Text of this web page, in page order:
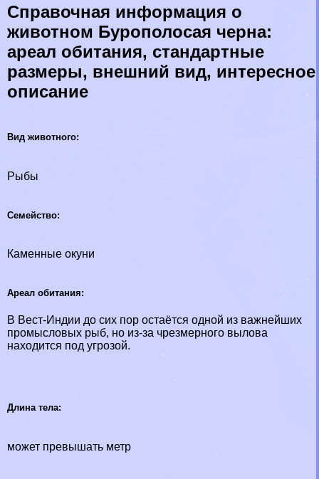
Справочная информация о
животном Бурополосая черна:
ареал обитания, стандартные
размеры, внешний вид, интересное
описание
Вид животного:
Рыбы
Семейство:
Каменные окyни
Ареал обитания:
В Вест-Индии до сих пор остаётся одной из важнейших
промысловых рыб, но из-за чрезмерного вылова
находится под угрозой.
Длина тела:
может превышать метр